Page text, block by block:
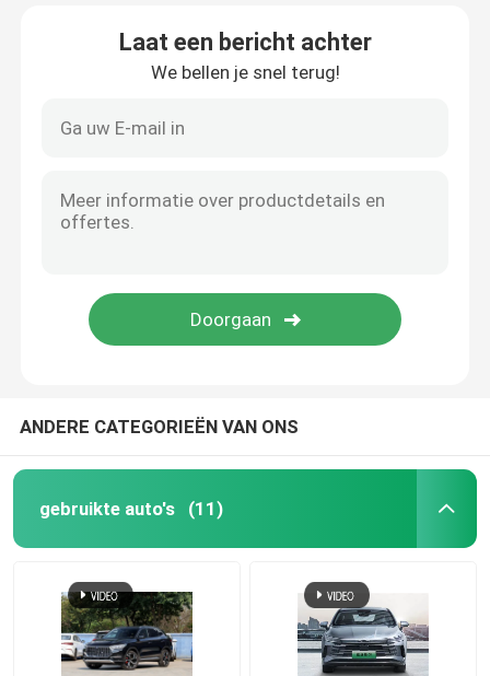
Laat een bericht achter
We bellen je snel terug!
ANDERE CATEGORIEËN VAN ONS
gebruikte auto's (11)